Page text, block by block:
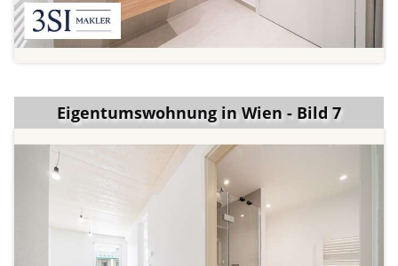
Eigentumswohnung in Wien - Bild 7